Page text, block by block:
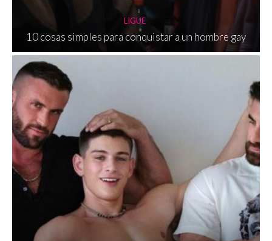
LIGUE
10 cosas simples para conquistar a un hombre gay